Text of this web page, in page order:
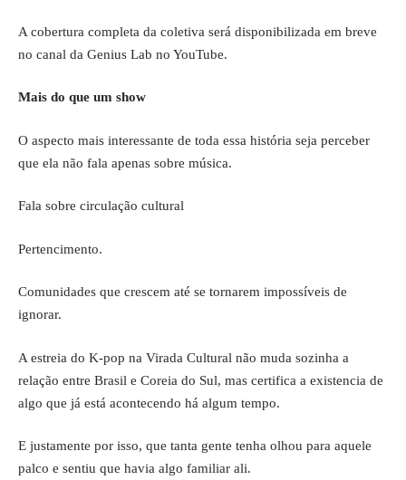
A cobertura completa da coletiva será disponibilizada em breve
no canal da Genius Lab no YouTube.
Mais do que um show
O aspecto mais interessante de toda essa história seja perceber
que ela não fala apenas sobre música.
Fala sobre circulação cultural
Pertencimento.
Comunidades que crescem até se tornarem impossíveis de
ignorar.
A estreia do K-pop na Virada Cultural não muda sozinha a
relação entre Brasil e Coreia do Sul, mas certifica a existencia de
algo que já está acontecendo há algum tempo.
E justamente por isso, que tanta gente tenha olhou para aquele
palco e sentiu que havia algo familiar ali.